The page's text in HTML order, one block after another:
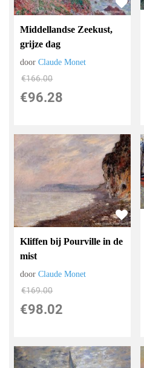
Middellandse Zeekust,
grijze dag
doorClaude Monet
€166.00
€96.28
Kliffen bij Pourville in de
mist
doorClaude Monet
€169.00
€98.02